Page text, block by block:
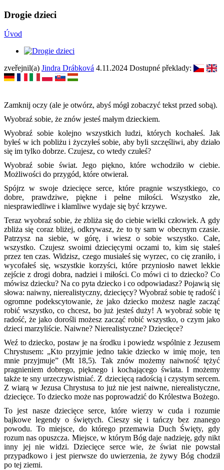
Drogie dzieci
Úvod
zveřejnil(a) Jindra Drábková 4.11.2024 Dostupné překlady:
Zamknij oczy (ale je otwórz, abyś mógł zobaczyć tekst przed sobą).
Wyobraź sobie, że znów jesteś małym dzieckiem.
Wyobraź sobie kolejno wszystkich ludzi, których kochałeś. Jak
byłeś w ich pobliżu i życzyłeś sobie, aby byli szczęśliwi, aby działo
się im tylko dobrze. Czujesz, co wtedy czułeś?
Wyobraź sobie świat. Jego piękno, które wchodziło w ciebie.
Możliwości do przygód, które otwierał.
Spójrz w swoje dziecięce serce, które pragnie wszystkiego, co
dobre, prawdziwe, piękne i pełne miłości. Wszystko złe,
niesprawiedliwe i kłamliwe wydaje się być krzywe.
Teraz wyobraź sobie, że zbliża się do ciebie wielki człowiek. A gdy
zbliża się coraz bliżej, odkrywasz, że to ty sam w obecnym czasie.
Patrzysz na siebie, w górę, i wiesz o sobie wszystko. Całe,
wszystko. Czujesz swoimi dziecięcymi oczami to, kim się stałeś
przez ten czas. Widzisz, czego musiałeś się wyrzec, co cię zraniło, i
wycofałeś się, wszystkie korzyści, które przyniosło nawet lekkie
zejście z drogi dobra, nadziei i miłości. Co mówi ci to dziecko? Co
mówisz dziecku? Na co pyta dziecko i co odpowiadasz? Pojawią się
słowa: naiwny, nierealistyczny, dziecięcy? Wyobraź sobie tę radość i
ogromne podekscytowanie, że jako dziecko możesz nagle zacząć
robić wszystko, co chcesz, bo już jesteś duży! A wyobraź sobie tę
radość, że jako dorośli możesz zacząć robić wszystko, o czym jako
dzieci marzyliście. Naiwne? Nierealistyczne? Dziecięce?
Weź to dziecko, postaw je na środku i powiedz wspólnie z Jezusem
Chrystusem: „Kto przyjmie jedno takie dziecko w imię moje, ten
mnie przyjmuje” (Mt 18,5). Tak znów możemy naiwność tężyć
pragnieniem dobrego, pięknego i kochającego świata. I możemy
także te sny urzeczywistniać. Z dziecięcą radością i czystym sercem.
Z wiarą w Jezusa Chrystusa to już nie jest naiwne, nierealistyczne,
dziecięce. To dziecko może nas poprowadzić do Królestwa Bożego.
To jest nasze dziecięce serce, które wierzy w cuda i rozumie
bajkowe legendy o świętych. Cieszy się i tańczy bez znanego
powodu. To miejsce, do którego przemawia Duch Święty, gdy
rozum nas opuszcza. Miejsce, w którym Bóg daje nadzieję, gdy nikt
inny jej nie widzi. Dziecięce serce wie, że świat nie powstał
przypadkowo i jest pierwsze do uwierzenia, że żywy Bóg chodził
po tej ziemi.